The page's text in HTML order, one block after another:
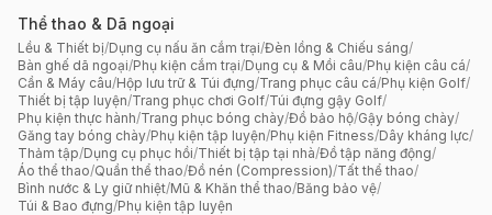
Thể thao & Dã ngoại
Lều & Thiết bị/Dụng cụ nấu ăn cắm trại/Đèn lồng & Chiếu sáng/
Bàn ghế dã ngoại/Phụ kiện cắm trại/Dụng cụ & Mồi câu/Phụ kiện câu cá/
Cần & Máy câu/Hộp lưu trữ & Túi đựng/Trang phục câu cá/Phụ kiện Golf/
Thiết bị tập luyện/Trang phục chơi Golf/Túi đựng gậy Golf/
Phụ kiện thực hành/Trang phục bóng chày/Đồ bảo hộ/Gậy bóng chày/
Găng tay bóng chày/Phụ kiện tập luyện/Phụ kiện Fitness/Dây kháng lực/
Thảm tập/Dụng cụ phục hồi/Thiết bị tập tại nhà/Đồ tập năng động/
Áo thể thao/Quần thể thao/Đồ nén (Compression)/Tất thể thao/
Bình nước & Ly giữ nhiệt/Mũ & Khăn thể thao/Băng bảo vệ/
Túi & Bao đựng/Phụ kiện tập luyện